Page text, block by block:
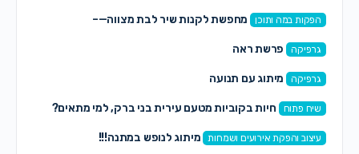
הפקות במה ותוכן מחפשת לקנות שיר לבת מצווה—–
פרשת ראה
מיתוג עם תנועה
שיח פתוח חיות בקוביות מטעם עירית בני ברק, למי מתאים?
עיצוב והפקת אירועים ושמחות מיתוג לנופש במתנה!!!